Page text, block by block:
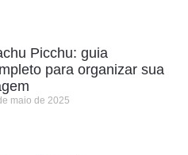
Picchu: guia
para organizar sua
maio de 2025